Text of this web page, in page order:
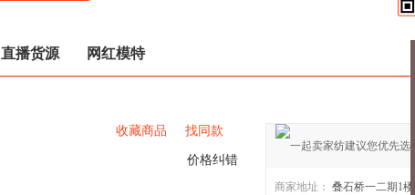
直播货源 网红模特
收藏商品 找同款
价格纠错
商家地址： 叠石桥一二期1